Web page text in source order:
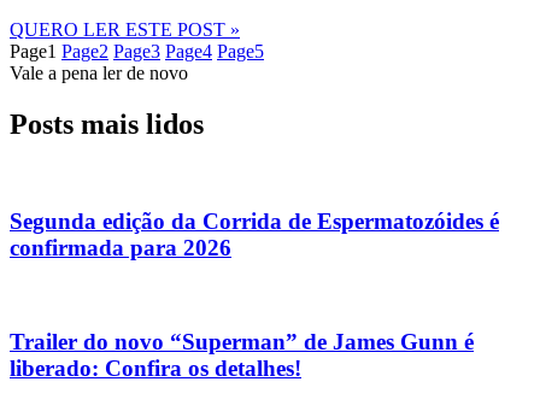
QUERO LER ESTE POST »
Page1 Page2 Page3 Page4 Page5
Vale a pena ler de novo
Posts mais lidos
Segunda edição da Corrida de Espermatozóides é
confirmada para 2026
Trailer do novo “Superman” de James Gunn é
liberado: Confira os detalhes!